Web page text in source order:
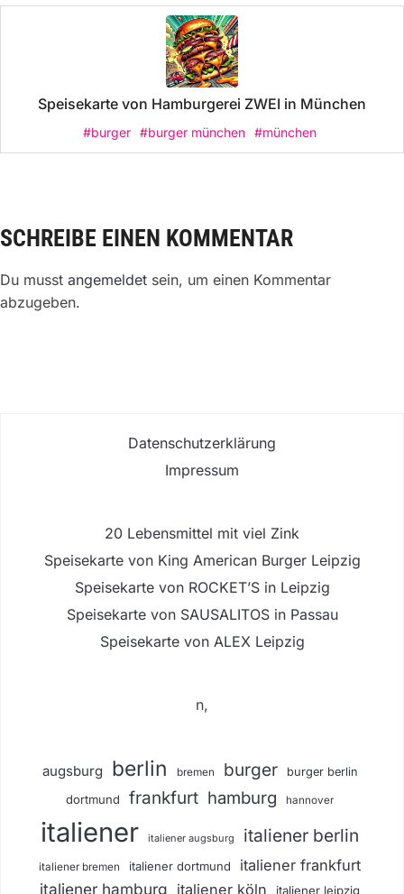
Speisekarte von Hamburgerei ZWEI in München
#burger #burger münchen #münchen
SCHREIBE EINEN KOMMENTAR
Du musst angemeldet sein, um einen Kommentar
abzugeben.
Datenschutzerklärung
Impressum
20 Lebensmittel mit viel Zink
Speisekarte von King American Burger Leipzig
Speisekarte von ROCKET’S in Leipzig
Speisekarte von SAUSALITOS in Passau
Speisekarte von ALEX Leipzig
n,
augsburg berlin bremen burger burger berlin
dortmund frankfurt hamburg hannover
italiener italiener augsburg italiener berlin
italiener bremen italiener dortmund italiener frankfurt
italiener hamburg italiener köln italiener leipzig